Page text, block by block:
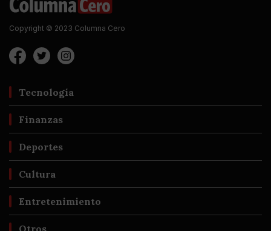
Copyright © 2023 Columna Cero
Tecnología
Finanzas
Deportes
Cultura
Entretenimiento